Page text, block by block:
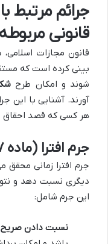
جرائم مرتبط
قانونی مربوطه
قانون مجازات
بینی کرده است که
شوند و امکان طرح
آورند. آشنایی با این
هر کسی که قصد احقاق
جرم افترا (ماده ۶۹۷ قانون مجازات اسلامی)
جرم افترا زمانی
دیگری نسبت دهد و
این جرم شامل:
نسبت دادن